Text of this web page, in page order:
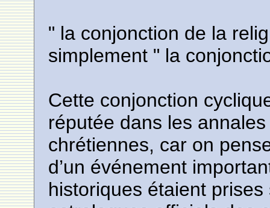
" la conjonction de la
simplement " la
Cette conjonction
réputée dans les
chrétiennes, car on
d’un événement
historiques étaient